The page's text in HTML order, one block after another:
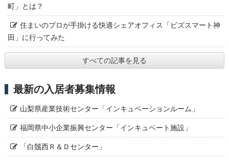
町」とは？
住まいのプロが手掛ける快適シェアオフィス「ビズスマート神
田」に行ってみた
すべての記事を見る
最新の入居者募集情報
山梨県産業技術センター「インキュベーションルーム」
福岡県中小企業振興センター「インキュベート施設」
「白鬚西Ｒ＆Ｄセンター」